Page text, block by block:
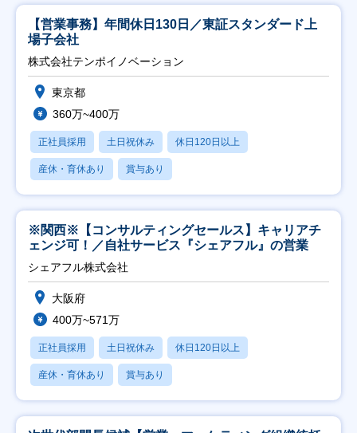
【営業事務】年間休日130日／東証スタンダード上
場子会社
株式会社テンポイノベーション
東京都
360万~400万
正社員採用 土日祝休み 休日120日以上
産休・育休あり 賞与あり
※関西※【コンサルティングセールス】キャリアチ
ェンジ可！／自社サービス『シェアフル』の営業
シェアフル株式会社
大阪府
400万~571万
正社員採用 土日祝休み 休日120日以上
産休・育休あり 賞与あり